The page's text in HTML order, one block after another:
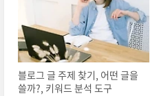
블로그 글 주제 찾기, 어떤 글을
쓸까?, 키워드 분석 도구